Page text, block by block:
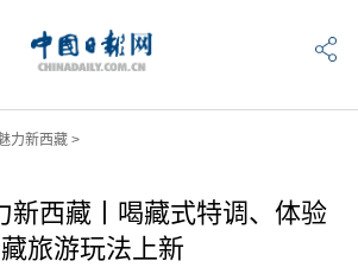
力新西藏>
新西藏丨喝藏式特调、体验
旅游玩法上新